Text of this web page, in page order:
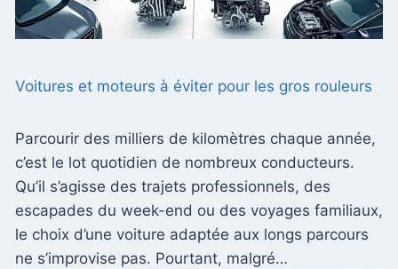
Voitures et moteurs à éviter pour les gros rouleurs
Parcourir des milliers de kilomètres chaque année,
c’est le lot quotidien de nombreux conducteurs.
Qu’il s’agisse des trajets professionnels, des
escapades du week-end ou des voyages familiaux,
le choix d’une voiture adaptée aux longs parcours
ne s’improvise pas. Pourtant, malgré…